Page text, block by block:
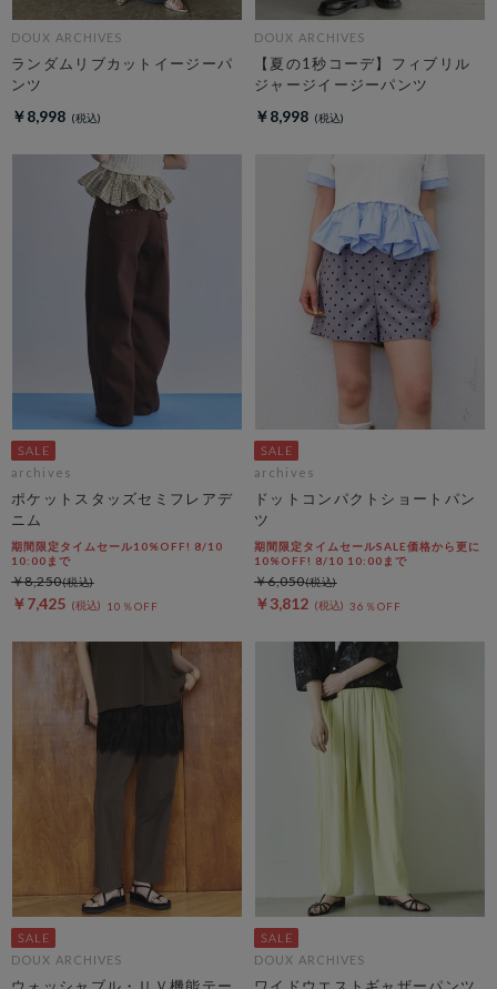
DOUX ARCHIVES
ランダムリブカットイージーパ
ンツ
￥8,998
DOUX ARCHIVES
【夏の1秒コーデ】フィブリル
ジャージイージーパンツ
￥8,998
archives
ポケットスタッズセミフレアデ
ニム
期間限定タイムセール10%OFF! 8/10
10:00まで
￥7,425 10％OFF
￥8,250
archives
ドットコンパクトショートパン
ツ
期間限定タイムセールSALE価格から更に
10%OFF! 8/10 10:00まで
￥3,812 36％OFF
￥6,050
DOUX ARCHIVES
ウォッシャブル・ＵＶ機能テー
DOUX ARCHIVES
ワイドウエストギャザーパンツ